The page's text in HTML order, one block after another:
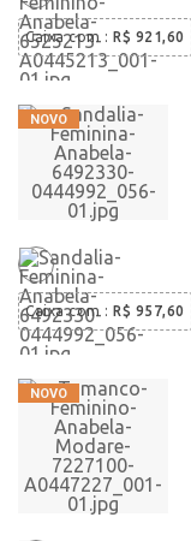
Caixa com : R$ 921,60
Caixa com : R$ 957,60